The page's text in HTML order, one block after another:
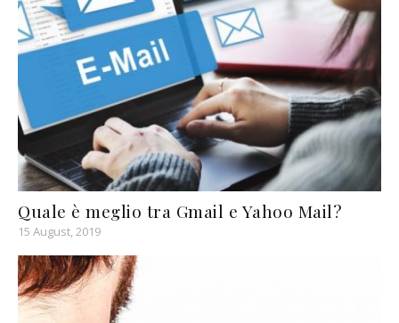
Quale è meglio tra Gmail e Yahoo Mail?
15 August, 2019